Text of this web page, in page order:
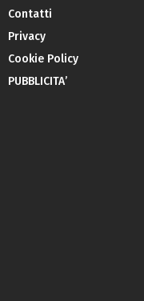
Contatti
Privacy
Cookie Policy
PUBBLICITA’